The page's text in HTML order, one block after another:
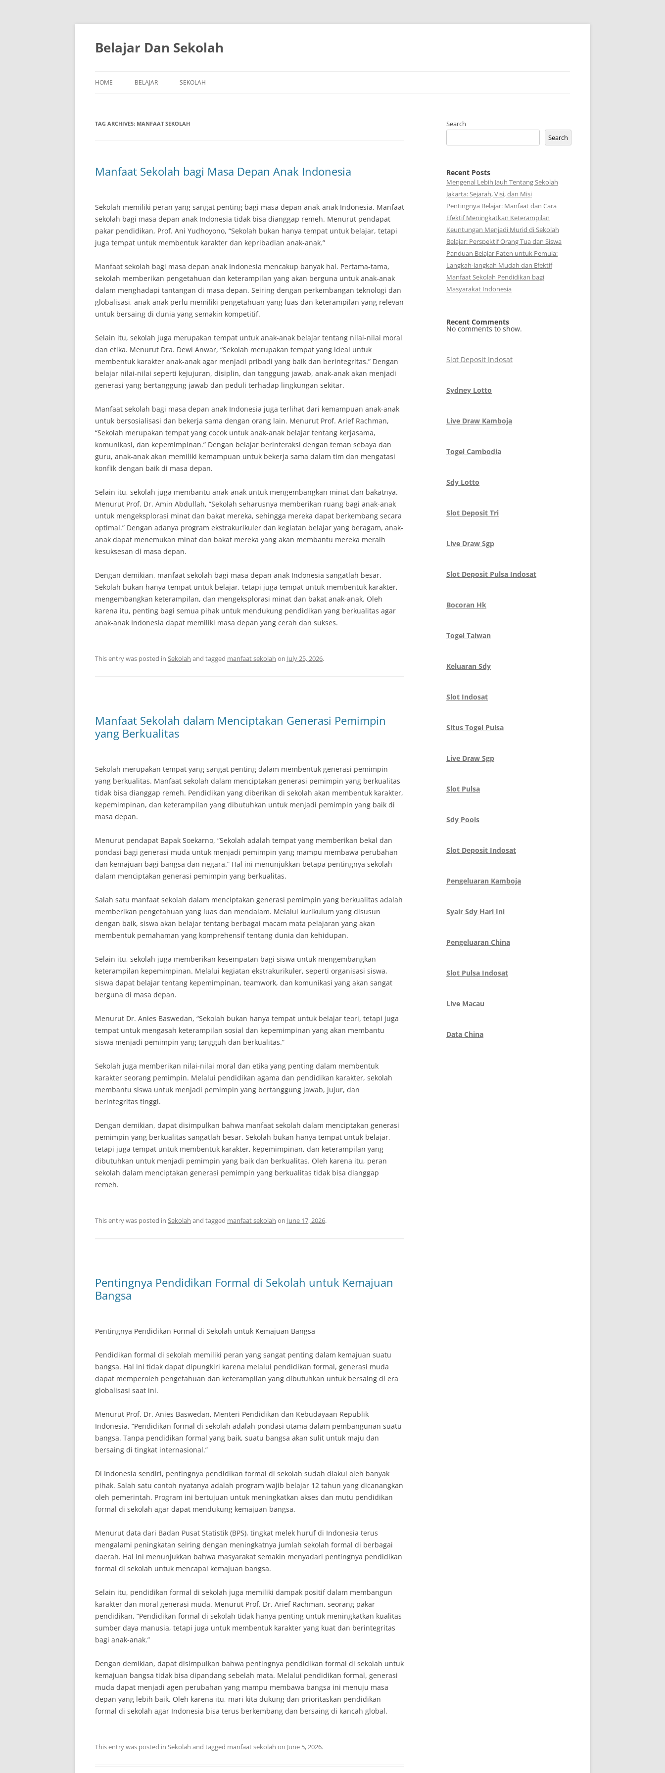
Skip
content
Belajar Dan Sekolah
HOME BELAJAR SEKOLAH
TAG ARCHIVES: MANFAAT SEKOLAH
Manfaat Sekolah bagi Masa Depan Anak Indonesia
Sekolah memiliki peran yang sangat penting bagi masa depan anak-anak Indonesia. Manfaat
sekolah bagi masa depan anak Indonesia tidak bisa dianggap remeh. Menurut pendapat
pakar pendidikan, Prof. Ani Yudhoyono, “Sekolah bukan hanya tempat untuk belajar, tetapi
juga tempat untuk membentuk karakter dan kepribadian anak-anak.”
Manfaat sekolah bagi masa depan anak Indonesia mencakup banyak hal. Pertama-tama,
sekolah memberikan pengetahuan dan keterampilan yang akan berguna untuk anak-anak
dalam menghadapi tantangan di masa depan. Seiring dengan perkembangan teknologi dan
globalisasi, anak-anak perlu memiliki pengetahuan yang luas dan keterampilan yang relevan
untuk bersaing di dunia yang semakin kompetitif.
Selain itu, sekolah juga merupakan tempat untuk anak-anak belajar tentang nilai-nilai moral
dan etika. Menurut Dra. Dewi Anwar, “Sekolah merupakan tempat yang ideal untuk
membentuk karakter anak-anak agar menjadi pribadi yang baik dan berintegritas.” Dengan
belajar nilai-nilai seperti kejujuran, disiplin, dan tanggung jawab, anak-anak akan menjadi
generasi yang bertanggung jawab dan peduli terhadap lingkungan sekitar.
Manfaat sekolah bagi masa depan anak Indonesia juga terlihat dari kemampuan anak-anak
untuk bersosialisasi dan bekerja sama dengan orang lain. Menurut Prof. Arief Rachman,
“Sekolah merupakan tempat yang cocok untuk anak-anak belajar tentang kerjasama,
komunikasi, dan kepemimpinan.” Dengan belajar berinteraksi dengan teman sebaya dan
guru, anak-anak akan memiliki kemampuan untuk bekerja sama dalam tim dan mengatasi
konflik dengan baik di masa depan.
Selain itu, sekolah juga membantu anak-anak untuk mengembangkan minat dan bakatnya.
Menurut Prof. Dr. Amin Abdullah, “Sekolah seharusnya memberikan ruang bagi anak-anak
untuk mengeksplorasi minat dan bakat mereka, sehingga mereka dapat berkembang secara
optimal.” Dengan adanya program ekstrakurikuler dan kegiatan belajar yang beragam, anak-
anak dapat menemukan minat dan bakat mereka yang akan membantu mereka meraih
kesuksesan di masa depan.
Dengan demikian, manfaat sekolah bagi masa depan anak Indonesia sangatlah besar.
Sekolah bukan hanya tempat untuk belajar, tetapi juga tempat untuk membentuk karakter,
mengembangkan keterampilan, dan mengeksplorasi minat dan bakat anak-anak. Oleh
karena itu, penting bagi semua pihak untuk mendukung pendidikan yang berkualitas agar
anak-anak Indonesia dapat memiliki masa depan yang cerah dan sukses.
This entry was posted in Sekolah and tagged manfaat sekolah on July 25, 2026.
Manfaat Sekolah dalam Menciptakan Generasi Pemimpin
yang Berkualitas
Sekolah merupakan tempat yang sangat penting dalam membentuk generasi pemimpin
yang berkualitas. Manfaat sekolah dalam menciptakan generasi pemimpin yang berkualitas
tidak bisa dianggap remeh. Pendidikan yang diberikan di sekolah akan membentuk karakter,
kepemimpinan, dan keterampilan yang dibutuhkan untuk menjadi pemimpin yang baik di
masa depan.
Menurut pendapat Bapak Soekarno, “Sekolah adalah tempat yang memberikan bekal dan
pondasi bagi generasi muda untuk menjadi pemimpin yang mampu membawa perubahan
dan kemajuan bagi bangsa dan negara.” Hal ini menunjukkan betapa pentingnya sekolah
dalam menciptakan generasi pemimpin yang berkualitas.
Salah satu manfaat sekolah dalam menciptakan generasi pemimpin yang berkualitas adalah
memberikan pengetahuan yang luas dan mendalam. Melalui kurikulum yang disusun
dengan baik, siswa akan belajar tentang berbagai macam mata pelajaran yang akan
membentuk pemahaman yang komprehensif tentang dunia dan kehidupan.
Selain itu, sekolah juga memberikan kesempatan bagi siswa untuk mengembangkan
keterampilan kepemimpinan. Melalui kegiatan ekstrakurikuler, seperti organisasi siswa,
siswa dapat belajar tentang kepemimpinan, teamwork, dan komunikasi yang akan sangat
berguna di masa depan.
Menurut Dr. Anies Baswedan, “Sekolah bukan hanya tempat untuk belajar teori, tetapi juga
tempat untuk mengasah keterampilan sosial dan kepemimpinan yang akan membantu
siswa menjadi pemimpin yang tangguh dan berkualitas.”
Sekolah juga memberikan nilai-nilai moral dan etika yang penting dalam membentuk
karakter seorang pemimpin. Melalui pendidikan agama dan pendidikan karakter, sekolah
membantu siswa untuk menjadi pemimpin yang bertanggung jawab, jujur, dan
berintegritas tinggi.
Dengan demikian, dapat disimpulkan bahwa manfaat sekolah dalam menciptakan generasi
pemimpin yang berkualitas sangatlah besar. Sekolah bukan hanya tempat untuk belajar,
tetapi juga tempat untuk membentuk karakter, kepemimpinan, dan keterampilan yang
dibutuhkan untuk menjadi pemimpin yang baik dan berkualitas. Oleh karena itu, peran
sekolah dalam menciptakan generasi pemimpin yang berkualitas tidak bisa dianggap
remeh.
This entry was posted in Sekolah and tagged manfaat sekolah on June 17, 2026.
Pentingnya Pendidikan Formal di Sekolah untuk Kemajuan
Bangsa
Pentingnya Pendidikan Formal di Sekolah untuk Kemajuan Bangsa
Pendidikan formal di sekolah memiliki peran yang sangat penting dalam kemajuan suatu
bangsa. Hal ini tidak dapat dipungkiri karena melalui pendidikan formal, generasi muda
dapat memperoleh pengetahuan dan keterampilan yang dibutuhkan untuk bersaing di era
globalisasi saat ini.
Menurut Prof. Dr. Anies Baswedan, Menteri Pendidikan dan Kebudayaan Republik
Indonesia, “Pendidikan formal di sekolah adalah pondasi utama dalam pembangunan suatu
bangsa. Tanpa pendidikan formal yang baik, suatu bangsa akan sulit untuk maju dan
bersaing di tingkat internasional.”
Di Indonesia sendiri, pentingnya pendidikan formal di sekolah sudah diakui oleh banyak
pihak. Salah satu contoh nyatanya adalah program wajib belajar 12 tahun yang dicanangkan
oleh pemerintah. Program ini bertujuan untuk meningkatkan akses dan mutu pendidikan
formal di sekolah agar dapat mendukung kemajuan bangsa.
Menurut data dari Badan Pusat Statistik (BPS), tingkat melek huruf di Indonesia terus
mengalami peningkatan seiring dengan meningkatnya jumlah sekolah formal di berbagai
daerah. Hal ini menunjukkan bahwa masyarakat semakin menyadari pentingnya pendidikan
formal di sekolah untuk mencapai kemajuan bangsa.
Selain itu, pendidikan formal di sekolah juga memiliki dampak positif dalam membangun
karakter dan moral generasi muda. Menurut Prof. Dr. Arief Rachman, seorang pakar
pendidikan, “Pendidikan formal di sekolah tidak hanya penting untuk meningkatkan kualitas
sumber daya manusia, tetapi juga untuk membentuk karakter yang kuat dan berintegritas
bagi anak-anak.”
Dengan demikian, dapat disimpulkan bahwa pentingnya pendidikan formal di sekolah untuk
kemajuan bangsa tidak bisa dipandang sebelah mata. Melalui pendidikan formal, generasi
muda dapat menjadi agen perubahan yang mampu membawa bangsa ini menuju masa
depan yang lebih baik. Oleh karena itu, mari kita dukung dan prioritaskan pendidikan
formal di sekolah agar Indonesia bisa terus berkembang dan bersaing di kancah global.
This entry was posted in Sekolah and tagged manfaat sekolah on June 5, 2026.
Search
Search
Recent Posts
Mengenal Lebih Jauh Tentang Sekolah
Jakarta: Sejarah, Visi, dan Misi
Pentingnya Belajar: Manfaat dan Cara
Efektif Meningkatkan Keterampilan
Keuntungan Menjadi Murid di Sekolah
Belajar: Perspektif Orang Tua dan Siswa
Panduan Belajar Paten untuk Pemula:
Langkah-langkah Mudah dan Efektif
Manfaat Sekolah Pendidikan bagi
Masyarakat Indonesia
Recent Comments
No comments to show.
Slot Deposit Indosat
Sydney Lotto
Live Draw Kamboja
Togel Cambodia
Sdy Lotto
Slot Deposit Tri
Live Draw Sgp
Slot Deposit Pulsa Indosat
Bocoran Hk
Togel Taiwan
Keluaran Sdy
Slot Indosat
Situs Togel Pulsa
Live Draw Sgp
Slot Pulsa
Sdy Pools
Slot Deposit Indosat
Pengeluaran Kamboja
Syair Sdy Hari Ini
Pengeluaran China
Slot Pulsa Indosat
Live Macau
Data China